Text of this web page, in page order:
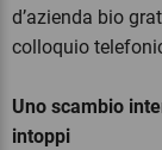
d’azienda bio
colloquio
Uno scambio
intoppi